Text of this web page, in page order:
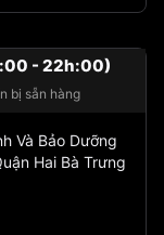
- 22h:00)
bị sẵn hàng
Và Bảo Dưỡng
Hai Bà Trưng